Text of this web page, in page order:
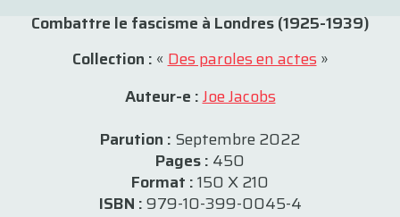
Combattre le fascisme à Londres (1925-1939)
Collection : «Des paroles en actes»
Auteur-e :Joe Jacobs
Parution : Septembre 2022
Pages : 450
Format :150 X 210
ISBN :979-10-399-0045-4